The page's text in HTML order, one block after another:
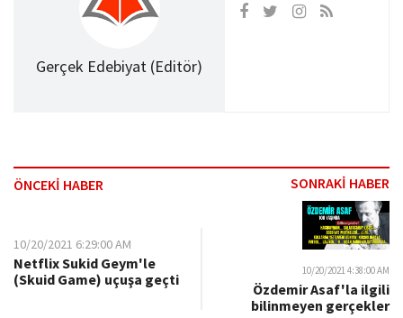
Gerçek Edebiyat (Editör)
ÖNCEKİ HABER SONRAKİ HABER
10/20/2021 6:29:00 AM
Netflix Sukid Geym'le
(Skuid Game) uçuşa geçti
10/20/2021 4:38:00 AM
Özdemir Asaf'la ilgili
bilinmeyen gerçekler